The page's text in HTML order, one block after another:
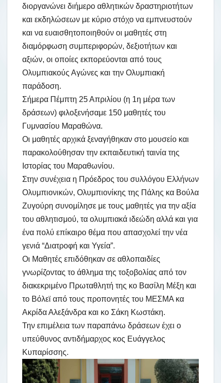
διοργανώνει διήμερο αθλητικών δραστηριοτήτων
και εκδηλώσεων με κύριο στόχο να εμπνευστούν
και να ευαισθητοποιηθούν οι μαθητές στη
διαμόρφωση συμπεριφορών, δεξιοτήτων και
αξιών, οι οποίες εκπορεύονται από τους
Ολυμπιακούς Αγώνες και την Ολυμπιακή
παράδοση.
Σήμερα Πέμπτη 25 Απριλίου (η 1η μέρα των
δράσεων) φιλοξενήσαμε 150 μαθητές του
Γυμνασίου Μαραθώνα.
Οι μαθητές αρχικά ξεναγήθηκαν στο μουσείο και
παρακολούθησαν την εκπαιδευτική ταινία της
Ιστορίας του Μαραθωνίου.
Στην συνέχεια η Πρόεδρος του συλλόγου Ελλήνων
Ολυμπιονικών, Ολυμπιονίκης της Πάλης κα Βούλα
Ζυγούρη συνομίλησε με τους μαθητές για την αξία
του αθλητισμού, τα ολυμπιακά ιδεώδη αλλά και για
ένα πολύ επίκαιρο θέμα που απασχολεί την νέα
γενιά “Διατροφή και Υγεία”.
Οι Μαθητές επιδόθηκαν σε αθλοπαιδίες
γνωρίζοντας το άθλημα της τοξοβολίας από τον
διακεκριμένο Πρωταθλητή της κο Βασίλη Μέξη και
το Βόλεϊ από τους προπονητές του ΜΕΣΜΑ κα
Ακρίδα Αλεξάνδρα και κο Σάκη Κωστάκη.
Την επιμέλεια των παραπάνω δράσεων έχει ο
υπεύθυνος αντιδήμαρχος κος Ευάγγελος
Κυπαρίσσης.